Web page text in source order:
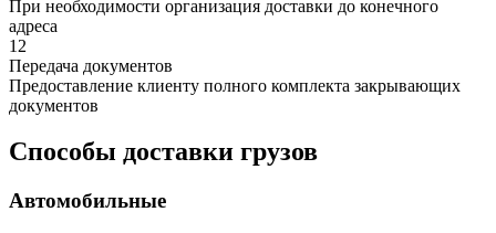
При необходимости организация доставки до конечного
адреса
12
Передача документов
Предоставление клиенту полного комплекта закрывающих
документов
Способы доставки грузов
Автомобильные